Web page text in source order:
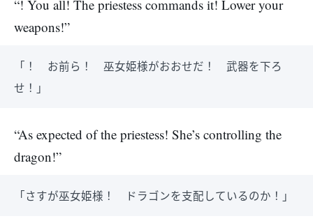
“! You all! The priestess commands it! Lower your
weapons!”
「！ お前ら！ 巫女姫様がおおせだ！ 武器を下ろ
せ！」
“As expected of the priestess! She’s controlling the
dragon!”
「さすが巫女姫様！ ドラゴンを支配しているのか！」